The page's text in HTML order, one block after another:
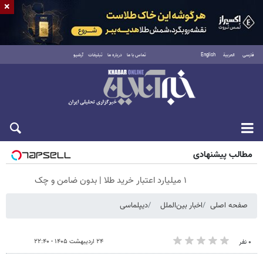
فارسی العربية English تماس با ما درباره ما تبلیغات آرشیو
جمعه ۱۶ مرداد ۱۴۰۵
مطالب پیشنهادی
۱ میلیارد اعتبار خرید طلا | بدون ضامن و چک
صفحه اصلی اخبار بین‌الملل دیپلماسی
۰ نفر ۲۴ اردیبهشت ۱۴۰۵ - ۲۲:۴۰
×